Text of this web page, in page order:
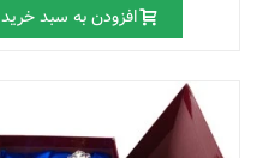
افزودن به سبد خرید